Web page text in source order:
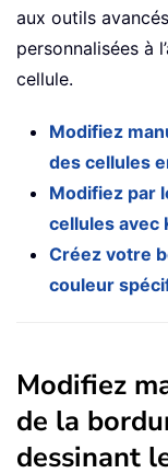
aux outils
personnalisées à
cellule.
Modifiez
des cellules
Modifiez par
cellules avec
Créez votre
couleur
Modifiez
de la
dessinant